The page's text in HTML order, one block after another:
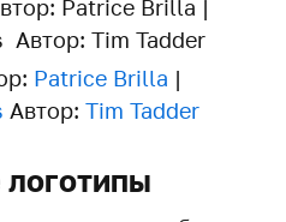
Patrice Brilla |
Автор: Tim Tadder